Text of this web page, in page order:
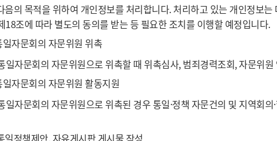
음의 목적을 위하여 개인정보를 처리합니다. 처리하고 있는 개인정보
18조에 따라 별도의 동의를 받는 등 필요한 조치를 이행할 예정입니다.
자문회의 자문위원 위촉
일자문회의 자문위원으로 위촉할 때 위촉심사, 범죄경력조회, 자문위
자문회의 자문위원 활동지원
일자문회의 자문위원으로 위촉된 경우 통일·정책 자문건의 및 지역회
일정책제안, 자유게시판 게시물 작성